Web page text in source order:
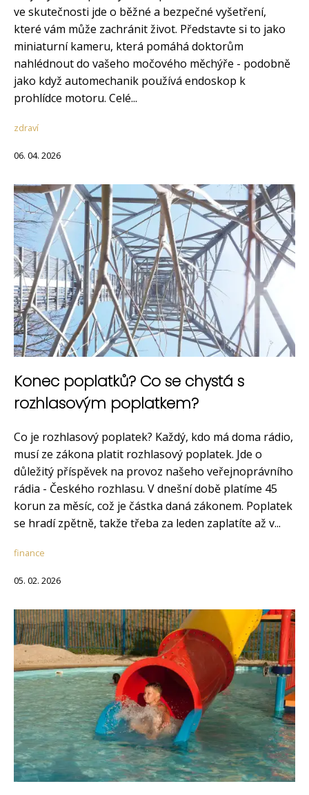
ve skutečnosti jde o běžné a bezpečné vyšetření,
které vám může zachránit život. Představte si to jako
miniaturní kameru, která pomáhá doktorům
nahlédnout do vašeho močového měchýře - podobně
jako když automechanik používá endoskop k
prohlídce motoru. Celé...
zdraví
06. 04. 2026
Konec poplatků? Co se chystá s
rozhlasovým poplatkem?
Co je rozhlasový poplatek? Každý, kdo má doma rádio,
musí ze zákona platit rozhlasový poplatek. Jde o
důležitý příspěvek na provoz našeho veřejnoprávního
rádia - Českého rozhlasu. V dnešní době platíme 45
korun za měsíc, což je částka daná zákonem. Poplatek
se hradí zpětně, takže třeba za leden zaplatíte až v...
finance
05. 02. 2026